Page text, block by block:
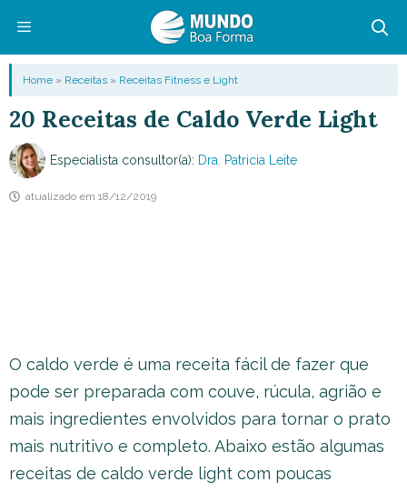
conteúdo
Menu
Home » Receitas » Receitas Fitness e Light
20 Receitas de Caldo Verde Light
Especialista consultor(a): Dra. Patricia Leite
atualizado em 18/12/2019
O caldo verde é uma receita fácil de fazer que
pode ser preparada com couve, rúcula, agrião e
mais ingredientes envolvidos para tornar o prato
mais nutritivo e completo. Abaixo estão algumas
receitas de caldo verde light com poucas